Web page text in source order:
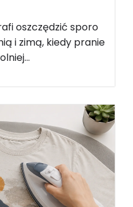
oszczędzić sporo
i zimą, kiedy pranie